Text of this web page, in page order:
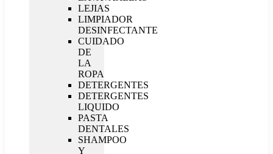
LEJIAS
LIMPIADOR
DESINFECTANTE
CUIDADO
DE
LA
ROPA
DETERGENTES
DETERGENTES
LIQUIDO
PASTA
DENTALES
SHAMPOO
Y